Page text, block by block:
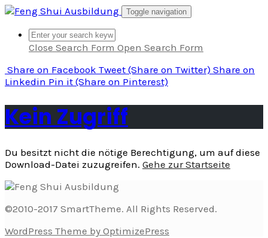
Skip
content
Toggle navigation
Close Search Form Open Search Form
Share on Facebook Tweet (Share on Twitter) Share on
Linkedin Pin it (Share on Pinterest)
Kein Zugriff
Du besitzt nicht die nötige Berechtigung, um auf diese
Download-Datei zuzugreifen. Gehe zur Startseite
©2010-2017 SmartTheme. All Rights Reserved.
WordPress Theme by OptimizePress